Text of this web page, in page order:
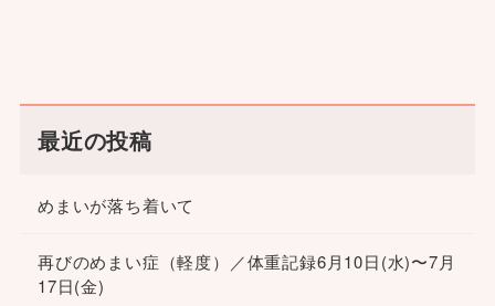
最近の投稿
めまいが落ち着いて
再びのめまい症（軽度）／体重記録6月10日(水)〜7月
17日(金)